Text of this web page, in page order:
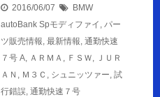
2016/06/07
BMW
autoBank Spモディファイ , パー
ツ販売情報, 最新情報, 通勤快速
７号 A, ＡＲＭＡ , ＦＳＷ, ＪＵＲ
ＡＮ , Ｍ３Ｃ , シュニッツァー, 試
行錯誤, 通勤快速７号